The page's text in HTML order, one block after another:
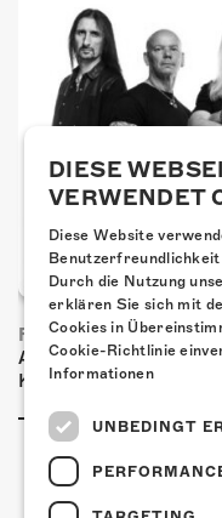
FRISCH BESTÄTIGT:
Am Sonntag, 15.
Kulturfabrik Kofmehl!
DIESE
VERWENDET
Diese Website
Benutzerfreundlichkeit
Durch die Nutzung
erklären Sie sich mit
Cookies in
Cookie-Richtlinie
Informationen
UNBEDINGT